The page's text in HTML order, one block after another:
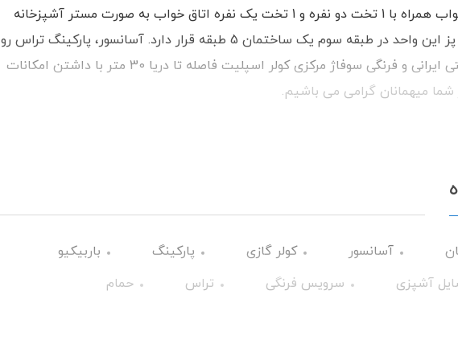
آپارتمان دارای 1 اتاق خواب همراه با 1 تخت دو نفره و 1 تخت یک نفره اتاق خواب به صورت مستر آشپزخانه
مجهز به وسایل پخت و پز این واحد در طبقه سوم یک ساختمان 5 طبقه قرار دارد. آسانسور، پارکینگ تراس رو
به دریا سرویس بهداشتی ایرانی و فرنگی سوفاژ مرکزی کولر اسپلیت فاصله تا دریا 30 متر با داشتن امکانات
شما میهمانان گرامی می باشیم.
آسانسور کولر گازی پارکینگ
باربیکیو
آشپزی سرویس فرنگی تراس
حمام